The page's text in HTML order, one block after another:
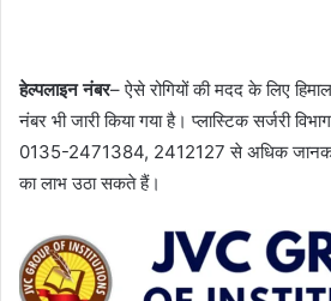
हेल्पलाइन नंबर– ऐसे रोगियों की मदद के लिए
नंबर भी जारी किया गया है। प्लास्टिक सर्जरी
0135-2471384, 2412127 से अधिक
का लाभ उठा सकते हैं।